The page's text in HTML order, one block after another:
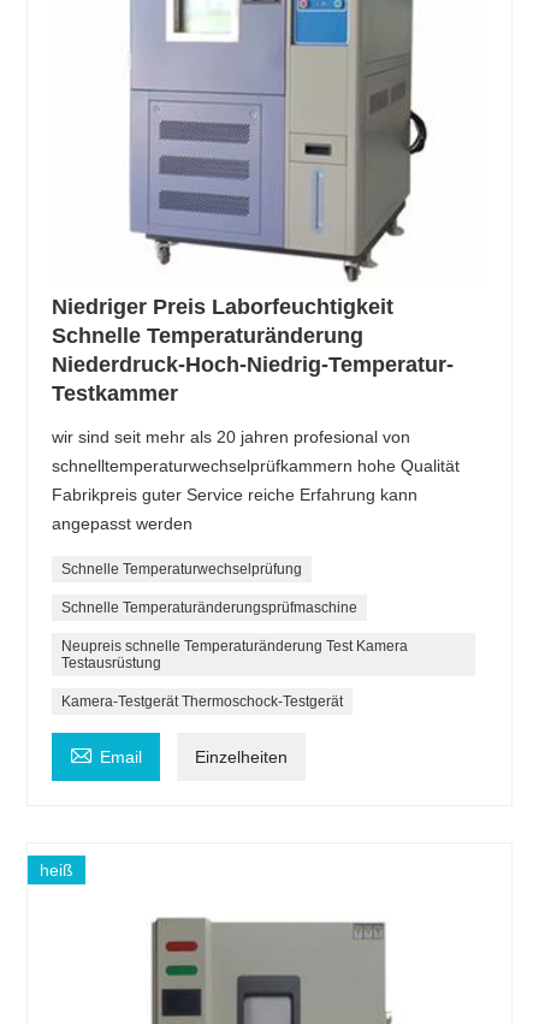
Niedriger Preis Laborfeuchtigkeit
Schnelle Temperaturänderung
Niederdruck-Hoch-Niedrig-Temperatur-
Testkammer
wir sind seit mehr als 20 jahren profesional von
schnelltemperaturwechselprüfkammern hohe Qualität
Fabrikpreis guter Service reiche Erfahrung kann
angepasst werden
Schnelle Temperaturwechselprüfung
Schnelle Temperaturänderungsprüfmaschine
Neupreis schnelle Temperaturänderung Test Kamera
Testausrüstung
Kamera-Testgerät Thermoschock-Testgerät
 Email Einzelheiten
heiß